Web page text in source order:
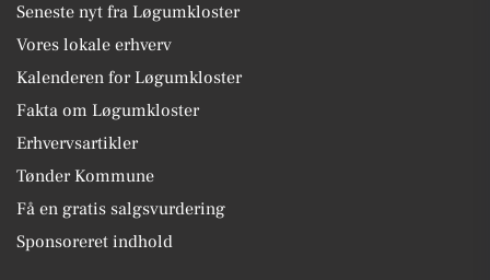
Seneste nyt fra Løgumkloster
Vores lokale erhverv
Kalenderen for Løgumkloster
Fakta om Løgumkloster
Erhvervsartikler
Tønder Kommune
Få en gratis salgsvurdering
Sponsoreret indhold